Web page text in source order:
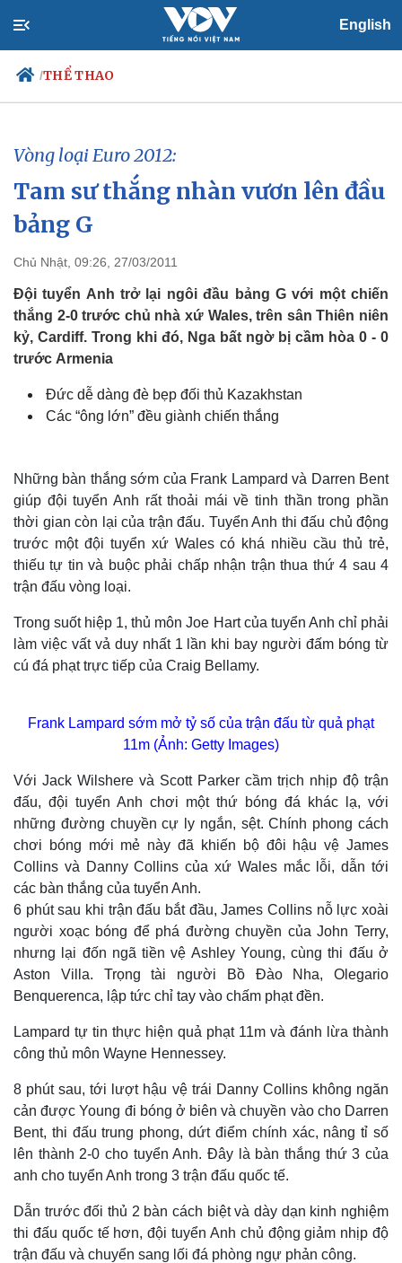
English
/THỂ THAO
Chính trị
Đảng
Tổ chức nhân sự
Quốc hội
Tin 24h
Biển đảo
Thế giới
Multimedia
Vòng loại Euro 2012:
Tam sư thắng nhàn vươn lên đầu
bảng G
Chủ Nhật, 09:26, 27/03/2011
Đội tuyển Anh trở lại ngôi đầu bảng G với một chiến
thắng 2-0 trước chủ nhà xứ Wales, trên sân Thiên niên
kỷ, Cardiff. Trong khi đó, Nga bất ngờ bị cầm hòa 0 - 0
trước Armenia
Đức dễ dàng đè bẹp đối thủ Kazakhstan
Các “ông lớn” đều giành chiến thắng
Những bàn thắng sớm của Frank Lampard và Darren Bent
giúp đội tuyển Anh rất thoải mái về tinh thần trong phần
thời gian còn lại của trận đấu. Tuyển Anh thi đấu chủ động
trước một đội tuyển xứ Wales có khá nhiều cầu thủ trẻ,
thiếu tự tin và buộc phải chấp nhận trận thua thứ 4 sau 4
trận đấu vòng loại.
Trong suốt hiệp 1, thủ môn Joe Hart của tuyển Anh chỉ phải
làm việc vất vả duy nhất 1 lần khi bay người đấm bóng từ
cú đá phạt trực tiếp của Craig Bellamy.
Frank Lampard sớm mở tỷ số của trận đấu từ quả phạt
11m (Ảnh: Getty Images)
Với Jack Wilshere và Scott Parker cầm trịch nhịp độ trận
đấu, đội tuyển Anh chơi một thứ bóng đá khác lạ, với
những đường chuyền cự ly ngắn, sệt. Chính phong cách
chơi bóng mới mẻ này đã khiến bộ đôi hậu vệ James
Collins và Danny Collins của xứ Wales mắc lỗi, dẫn tới
các bàn thắng của tuyển Anh.
6 phút sau khi trận đấu bắt đầu, James Collins nỗ lực xoài
người xoạc bóng để phá đường chuyền của John Terry,
nhưng lại đốn ngã tiền vệ Ashley Young, cùng thi đấu ở
Aston Villa. Trọng tài người Bồ Đào Nha, Olegario
Benquerenca, lập tức chỉ tay vào chấm phạt đền.
Lampard tự tin thực hiện quả phạt 11m và đánh lừa thành
công thủ môn Wayne Hennessey.
8 phút sau, tới lượt hậu vệ trái Danny Collins không ngăn
cản được Young đi bóng ở biên và chuyền vào cho Darren
Bent, thi đấu trung phong, dứt điểm chính xác, nâng tỉ số
lên thành 2-0 cho tuyển Anh. Đây là bàn thắng thứ 3 của
anh cho tuyển Anh trong 3 trận đấu quốc tế.
Dẫn trước đối thủ 2 bàn cách biệt và dày dạn kinh nghiệm
thi đấu quốc tế hơn, đội tuyển Anh chủ động giảm nhịp độ
trận đấu và chuyển sang lối đá phòng ngự phản công.